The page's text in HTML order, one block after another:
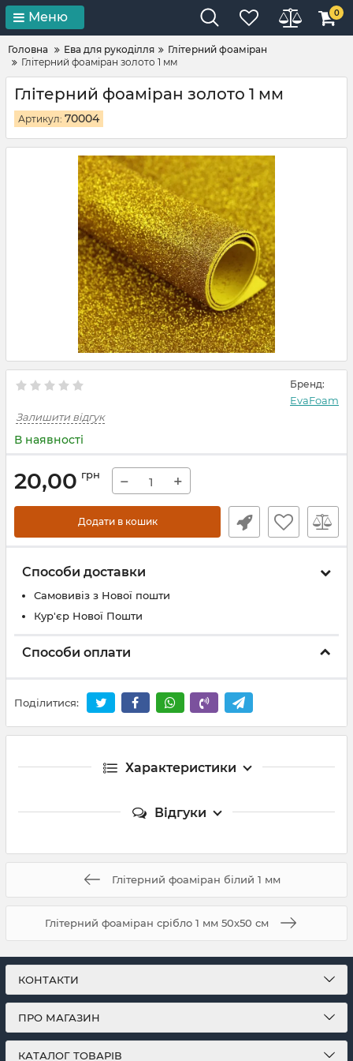
Меню 0
Головна Ева для рукоділля
Глітерний фоаміран
Глітерний фоаміран золото 1 мм
Глітерний фоаміран золото 1 мм
Артикул: 70004
Бренд:
EvaFoam
Залишити відгук
В наявності
20,00 грн − +
Додати в кошик
Способи доставки
Самовивіз з Нової пошти
Кур'єр Нової Пошти
Способи оплати
Поділитися:
Характеристики
Відгуки
Глітерний фоаміран білий 1 мм
Глітерний фоаміран срібло 1 мм 50х50 см
КОНТАКТИ
ПРО МАГАЗИН
КАТАЛОГ ТОВАРІВ